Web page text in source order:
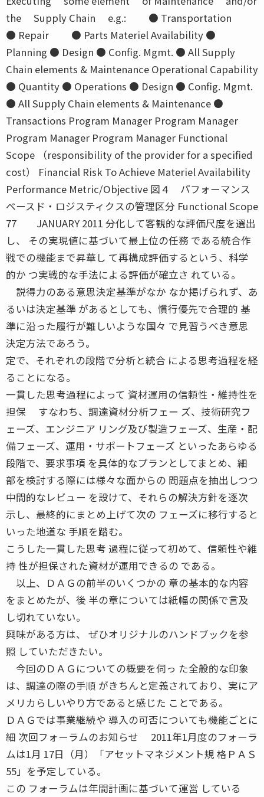
the Supply Chain e.g.: ● Transportation
● Repair ● Parts Materiel Availability ●
Planning ● Design ● Config. Mgmt. ● All Supply
Chain elements & Maintenance Operational Capability
● Quantity ● Operations ● Design ● Config. Mgmt.
● All Supply Chain elements & Maintenance ●
Transactions Program Manager Program Manager
Program Manager Program Manager Functional
Scope （responsibility of the provider for a specified
cost） Financial Risk To Achieve Materiel Availability
Performance Metric/Objective 図４ パフォーマンス
ベースド・ロジスティクスの管理区分 Functional Scope
77 JANUARY 2011 分化して客観的な評価尺度を選出
し、 その実現値に基づいて最上位の任務 である統合作
戦での機能まで昇華し て再構成評価するという、科学
的か つ実戦的な手法による評価が確立さ れている。
説得力のある意思決定基準がなか なか掲げられず、あ
るいは決定基準 があるとしても、慣行優先で合理的 基
準に沿った履行が難しいような国々 で見習うべき意思
決定方法であろう。
定で、それぞれの段階で分析と統合 による思考過程を経
ることになる。
一貫した思考過程によって 資材運用の信頼性・維持性を
担保 すなわち、調達資材分析フェー ズ、技術研究フ
ェーズ、エンジニア リング及び製造フェーズ、生産・配
備フェーズ、運用・サポートフェーズ といったあらゆる
段階で、要求事項 を具体的なプランとしてまとめ、細
部を検討する際には様々な面からの 問題点を抽出しつつ
中間的なレビュー を設けて、それらの解決方針を逐次
示し、最終的にまとめ上げて次の フェーズに移行すると
いった地道な 手順を踏む。
こうした一貫した思考 過程に従って初めて、信頼性や維
持 性が担保された資材が運用できるの である。
以上、ＤＡＧの前半のいくつかの 章の基本的な内容
をまとめたが、後 半の章については紙幅の関係で言及
し切れていない。
興味がある方は、 ぜひオリジナルのハンドブックを参
照 していただきたい。
今回のＤＡＧについての概要を伺っ た全般的な印象
は、調達の際の手順 がきちんと定義されており、実にア
メリカらしいやり方であると感じた ことである。
ＤＡＧでは事業継続や 導入の可否についても機能ごとに
細 次回フォーラムのお知らせ 2011年1月度のフォーラ
ムは1月 17日（月）「アセットマネジメント規 格ＰＡＳ
55」を予定している。
この フォーラムは年間計画に基づいて運営 している